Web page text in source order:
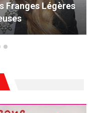
Parfaite Qui
En 2019